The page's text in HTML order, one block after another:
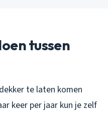
tussen
te laten komen
keer per jaar kun je zelf